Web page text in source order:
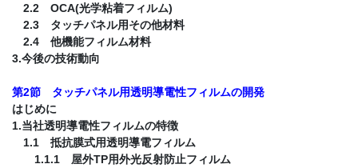
2.2 OCA(光学粘着フィルム)
2.3 タッチパネル用その他材料
2.4 他機能フィルム材料
3.今後の技術動向
第2節 タッチパネル用透明導電性フィルムの開発
はじめに
1.当社透明導電性フィルムの特徴
1.1 抵抗膜式用透明導電フィルム
1.1.1 屋外TP用外光反射防止フィルム